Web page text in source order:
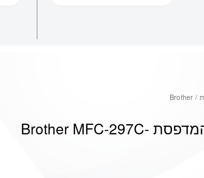
/ מתאים למדפסות / Brother
Brother MFC-297C-